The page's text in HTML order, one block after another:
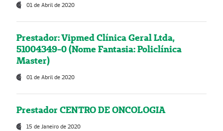
01 de Abril de 2020
Prestador: Vipmed Clínica Geral Ltda,
51004349-0 (Nome Fantasia: Policlínica
Master)
01 de Abril de 2020
Prestador CENTRO DE ONCOLOGIA
15 de Janeiro de 2020